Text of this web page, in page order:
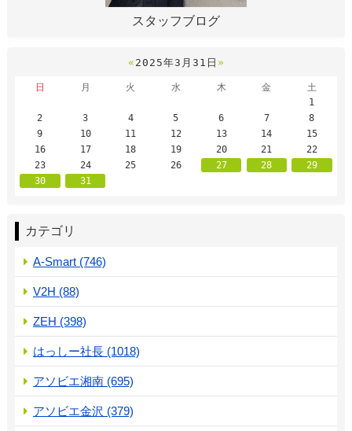
スタッフブログ
« 2025年3月31日 »
日 月 火 水 木 金
土
1
2
3 4 5 6 7
8
9
10 11 12 13 14
15
16
17 18 19 20 21
22
23
24 25 26 27 28
29
30
31
カテゴリ
A-Smart (746)
V2H (88)
ZEH (398)
はっしー社長 (1018)
アソビエ湘南 (695)
アソビエ金沢 (379)